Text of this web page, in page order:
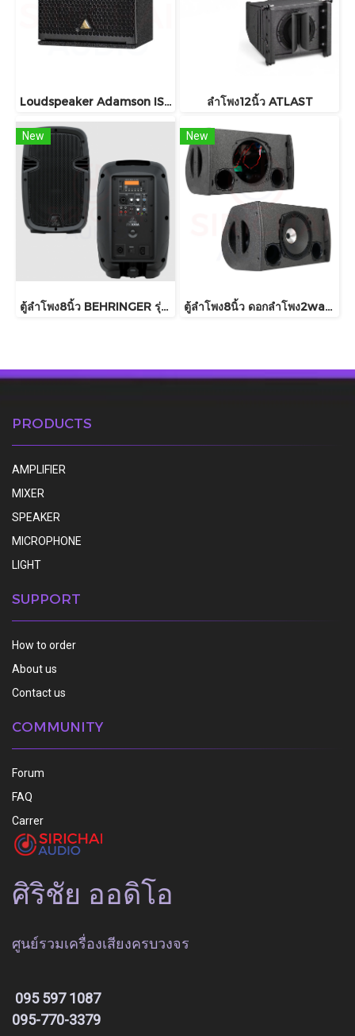
Loudspeaker Adamson IS5c ลำโพง12นิ้ว ATLAST
New
ตู้ลำโพง8นิ้ว BEHRINGER รุ่น PK108A , PK108
New
ตู้ลำโพง8นิ้ว ดอกลำโพง2way รุ่น X8
PRODUCTS
AMPLIFIER
MIXER
SPEAKER
MICROPHONE
LIGHT
SUPPORT
How to order
About us
Contact us
COMMUNITY
Forum
FAQ
Carrer
ศิริชัย ออดิโอ
ศูนย์รวมเครื่องเสียงครบวงจร
095 597 1087
095-770-3379